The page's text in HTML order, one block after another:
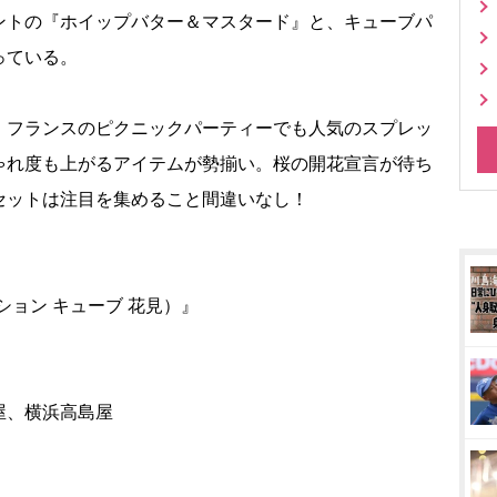
の『ホイップバター＆マスタード』と、キューブパ
いる。
ランスのピクニックパーティーでも人気のスプレッ
度も上がるアイテムが勢揃い。桜の開花宣言が待ち
トは注目を集めること間違いなし！
ン キューブ 花見）』
、横浜高島屋